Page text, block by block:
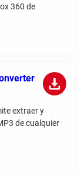
360 de
extraer y
de cualquier